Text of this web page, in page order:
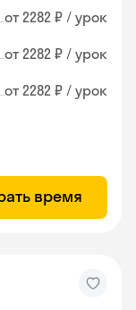
от 2282 ₽ / урок
от 2282 ₽ / урок
от 2282 ₽ / урок
время